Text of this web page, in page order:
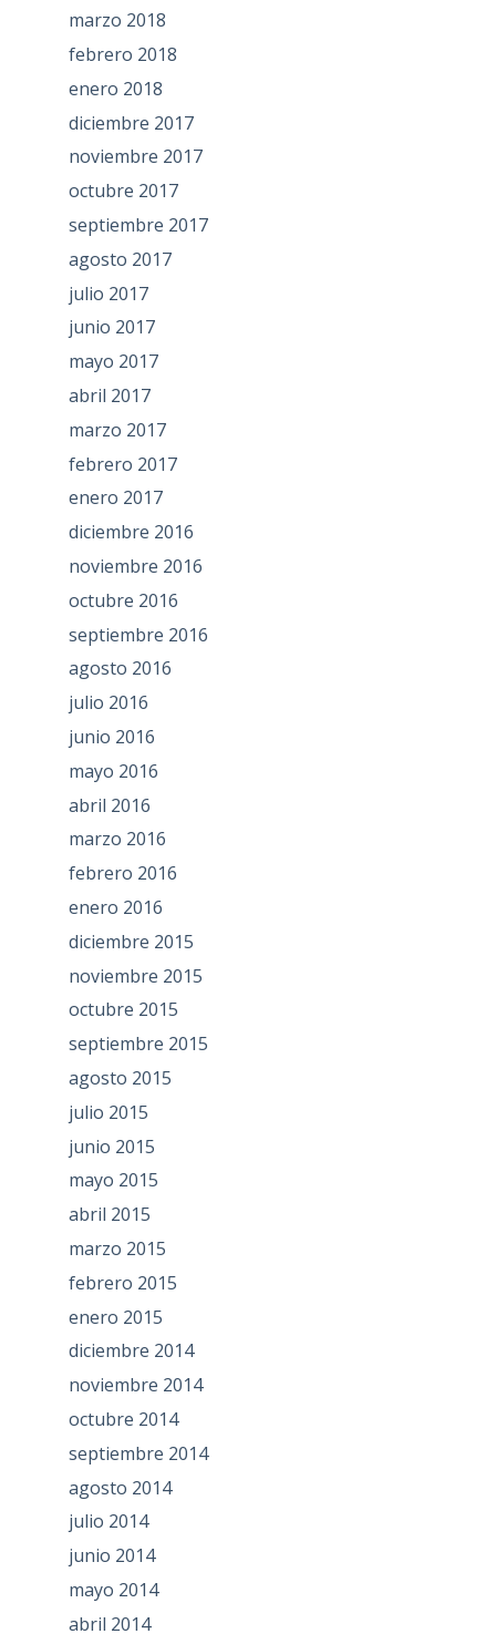
marzo 2018
febrero 2018
enero 2018
diciembre 2017
noviembre 2017
octubre 2017
septiembre 2017
agosto 2017
julio 2017
junio 2017
mayo 2017
abril 2017
marzo 2017
febrero 2017
enero 2017
diciembre 2016
noviembre 2016
octubre 2016
septiembre 2016
agosto 2016
julio 2016
junio 2016
mayo 2016
abril 2016
marzo 2016
febrero 2016
enero 2016
diciembre 2015
noviembre 2015
octubre 2015
septiembre 2015
agosto 2015
julio 2015
junio 2015
mayo 2015
abril 2015
marzo 2015
febrero 2015
enero 2015
diciembre 2014
noviembre 2014
octubre 2014
septiembre 2014
agosto 2014
julio 2014
junio 2014
mayo 2014
abril 2014